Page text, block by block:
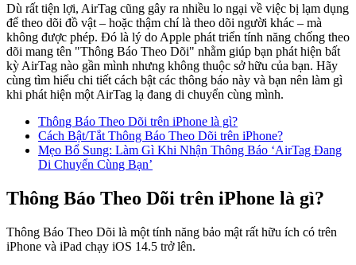
Dù rất tiện lợi, AirTag cũng gây ra nhiều lo ngại về việc bị lạm dụng
để theo dõi đồ vật – hoặc thậm chí là theo dõi người khác – mà
không được phép. Đó là lý do Apple phát triển tính năng chống theo
dõi mang tên "Thông Báo Theo Dõi" nhằm giúp bạn phát hiện bất
kỳ AirTag nào gần mình nhưng không thuộc sở hữu của bạn. Hãy
cùng tìm hiểu chi tiết cách bật các thông báo này và bạn nên làm gì
khi phát hiện một AirTag lạ đang di chuyển cùng mình.
Thông Báo Theo Dõi trên iPhone là gì?
Cách Bật/Tắt Thông Báo Theo Dõi trên iPhone?
Mẹo Bổ Sung: Làm Gì Khi Nhận Thông Báo ‘AirTag Đang
Di Chuyển Cùng Bạn’
Thông Báo Theo Dõi trên iPhone là gì?
Thông Báo Theo Dõi là một tính năng bảo mật rất hữu ích có trên
iPhone và iPad chạy iOS 14.5 trở lên.